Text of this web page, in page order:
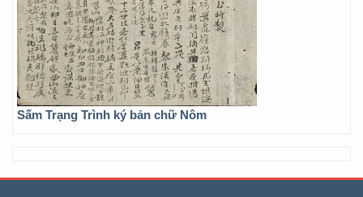
Sấm Trạng Trình ký bản chữ Nôm